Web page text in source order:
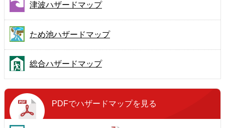
津波ハザードマップ
ため池ハザードマップ
総合ハザードマップ
PDFでハザードマップを見る